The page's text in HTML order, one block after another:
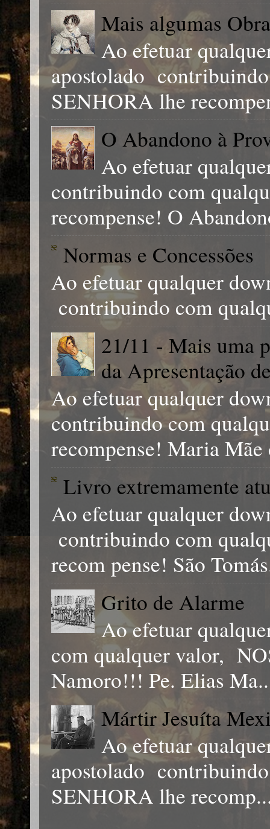
Mais algumas
Ao efetuar
apostolado
SENHORA lhe
O Abandono à
Ao efetuar
contribuindo com
recompense! O
Normas e Concessões
Ao efetuar qualquer
contribuindo com
21/11 - Mais uma
da Apresentação
Ao efetuar qualquer
contribuindo com
recompense! Maria Mãe
Livro extremamente
Ao efetuar qualquer
contribuindo com
recom pense! São
Grito de Alarme
Ao efetuar
com qualquer valor,
Namoro!!! Pe. Elias
Mártir Jesuíta
Ao efetuar
apostolado
SENHORA lhe